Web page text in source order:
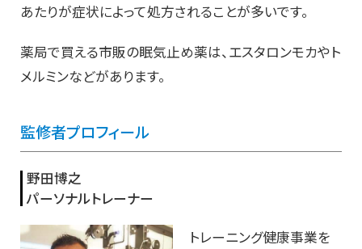
あたりが症状によって処方されることが多いです。
薬局で買える市販の眠気止め薬は、エスタロンモカやト
メルミンなどがあります。
監修者プロフィール
野田博之
パーソナルトレーナー
トレーニング健康事業を